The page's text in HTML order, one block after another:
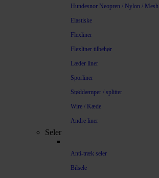
Hundesnor Neopren / Nylon / Mesh
Elastiske
Flexliner
Flexliner tilbehør
Læder liner
Sporliner
Støddæmper / splitter
Wire / Kæde
Andre liner
Seler
Anti-træk seler
Bilsele